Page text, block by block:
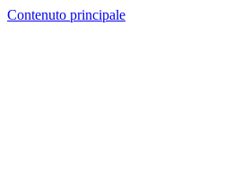
Contenuto principale